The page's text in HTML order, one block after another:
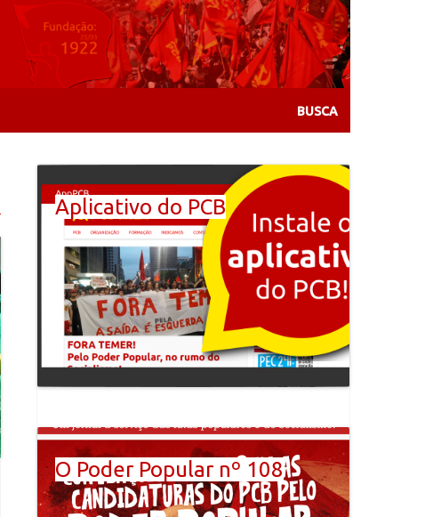
Aplicativo do PCB
O Poder Popular nº 108